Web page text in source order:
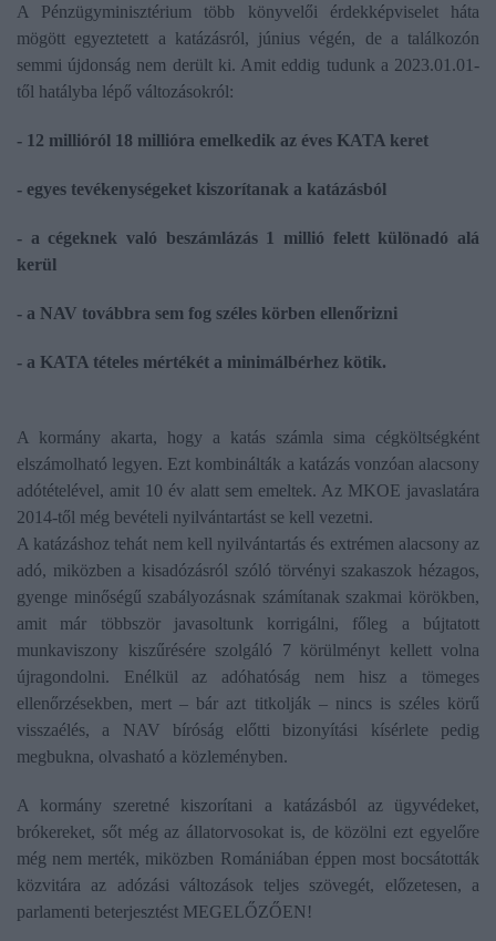
A Pénzügyminisztérium több könyvelői érdekképviselet háta
mögött egyeztetett a katázásról, június végén, de a találkozón
semmi újdonság nem derült ki. Amit eddig tudunk a 2023.01.01-
től hatályba lépő változásokról:
- 12 millióról 18 millióra emelkedik az éves KATA keret
- egyes tevékenységeket kiszorítanak a katázásból
- a cégeknek való beszámlázás 1 millió felett különadó alá
kerül
- a NAV továbbra sem fog széles körben ellenőrizni
- a KATA tételes mértékét a minimálbérhez kötik.
A kormány akarta, hogy a katás számla sima cégköltségként
elszámolható legyen. Ezt kombinálták a katázás vonzóan alacsony
adótételével, amit 10 év alatt sem emeltek. Az MKOE javaslatára
2014-től még bevételi nyilvántartást se kell vezetni.
A katázáshoz tehát nem kell nyilvántartás és extrémen alacsony az
adó, miközben a kisadózásról szóló törvényi szakaszok hézagos,
gyenge minőségű szabályozásnak számítanak szakmai körökben,
amit már többször javasoltunk korrigálni, főleg a bújtatott
munkaviszony kiszűrésére szolgáló 7 körülményt kellett volna
újragondolni. Enélkül az adóhatóság nem hisz a tömeges
ellenőrzésekben, mert – bár azt titkolják – nincs is széles körű
visszaélés, a NAV bíróság előtti bizonyítási kísérlete pedig
megbukna, olvasható a közleményben.
A kormány szeretné kiszorítani a katázásból az ügyvédeket,
brókereket, sőt még az állatorvosokat is, de közölni ezt egyelőre
még nem merték, miközben Romániában éppen most bocsátották
közvitára az adózási változások teljes szövegét, előzetesen, a
parlamenti beterjesztést MEGELŐZŐEN!